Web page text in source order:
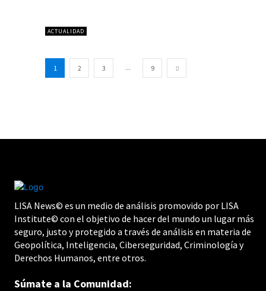
ACTUALIDAD
1 2 3 ... 9
LISA News© es un medio de análisis promovido por LISA
Institute© con el objetivo de hacer del mundo un lugar más
seguro, justo y protegido a través de análisis en materia de
Geopolítica, Inteligencia, Ciberseguridad, Criminología y
Derechos Humanos, entre otros.
Súmate a la Comunidad: